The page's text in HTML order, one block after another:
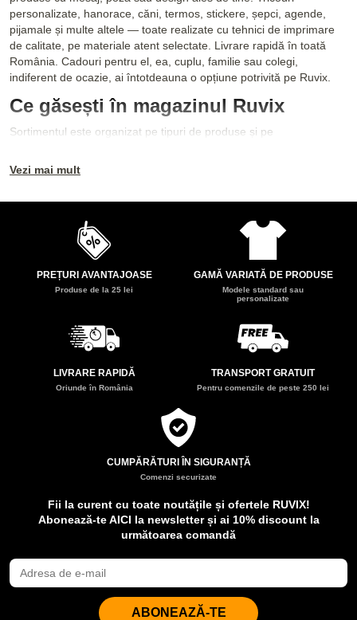
personalizate, hanorace, căni, termos, stickere, șepci, agende,
pijamale și multe altele — toate realizate cu tehnici de imprimare
de calitate, pe materiale atent selectate. Livrare rapidă în toată
România. Cadouri pentru el, ea, cuplu, familie sau colegi,
indiferent de ocazie, ai întotdeauna o opțiune potrivită pe Ruvix.
Ce găsești în magazinul Ruvix
Sortimentul este organizat pe tipuri de produse și pe
Vezi mai mult
PREȚURI AVANTAJOASE
Produse de la 25 lei
GAMĂ VARIATĂ DE PRODUSE
Modele standard sau
personalizate
LIVRARE RAPIDĂ
Oriunde în România
TRANSPORT GRATUIT
Pentru comenzile de peste 250 lei
CUMPĂRĂTURI ÎN SIGURANȚĂ
Comenzi securizate
Fii la curent cu toate noutățile și ofertele RUVIX!
Abonează-te AICI la newsletter și ai 10% discount la
următoarea comandă
ABONEAZĂ-TE